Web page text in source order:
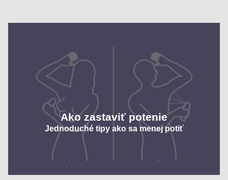
Ako zastaviť potenie
Jednoduché tipy ako sa menej potiť